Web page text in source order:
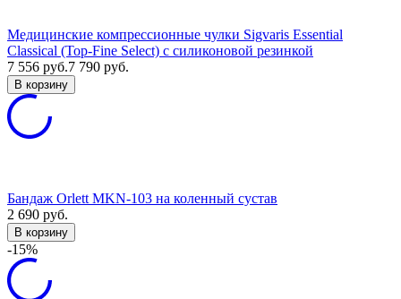
Медицинские компрессионные чулки Sigvaris Essential
Classical (Top-Fine Select) с силиконовой резинкой
7 556 руб.7 790 руб.
В корзину
Бандаж Orlett MKN-103 на коленный сустав
2 690 руб.
В корзину
-15%